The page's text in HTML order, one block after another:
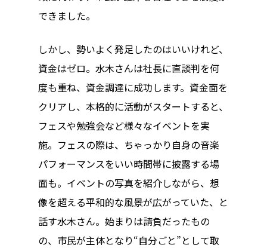
できました。
しかし、勢いよく発足したのはいいけれど、
資金はゼロ。水木さんは社長に直談判を何
度も重ね、資金調達に成功します。資金面を
クリアし、本格的に活動がスタートすると、
フェスや勉強会など様々なイベントを実
施。フェスの際は、ちゃっかり自身の音楽
パフォーマンスをいい時間帯に披露する場
面も。イベントの写真を紹介しながら、想
像を超える平和的な風景が広がっていた、と
話す水木さん。始まりは請負だったもの
の、市民が主体となり“自分ごと”として取